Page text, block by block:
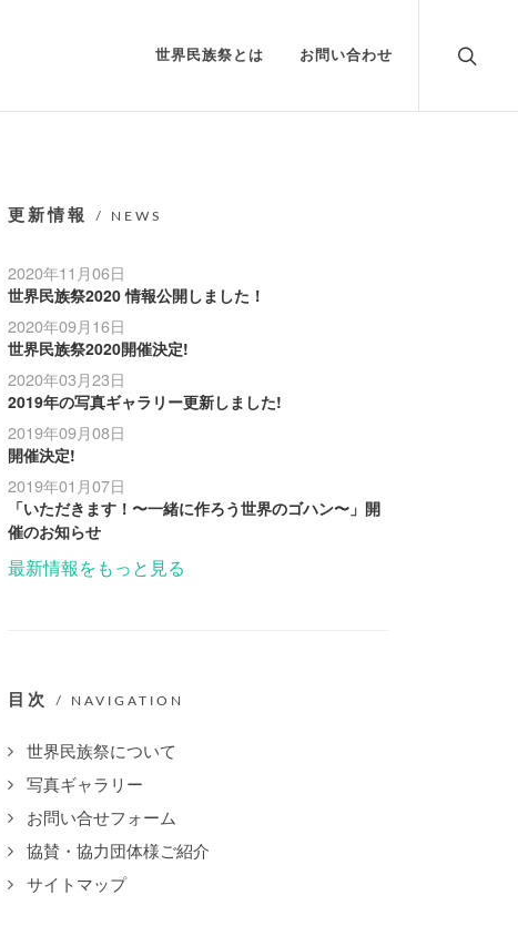
世界民族祭とは お問い合わせ
更新情報 / NEWS
2020年11月06日
世界民族祭2020 情報公開しました！
2020年09月16日
世界民族祭2020開催決定!
2020年03月23日
2019年の写真ギャラリー更新しました!
2019年09月08日
開催決定!
2019年01月07日
「いただきます！〜一緒に作ろう世界のゴハン〜」開
催のお知らせ
最新情報をもっと見る
目次 / NAVIGATION
世界民族祭について
写真ギャラリー
お問い合せフォーム
協賛・協力団体様ご紹介
サイトマップ